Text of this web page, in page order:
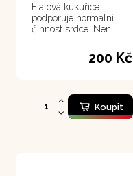
Fialová kukuřice
podporuje normální
činnost srdce. Není
200 Kč
Koupit